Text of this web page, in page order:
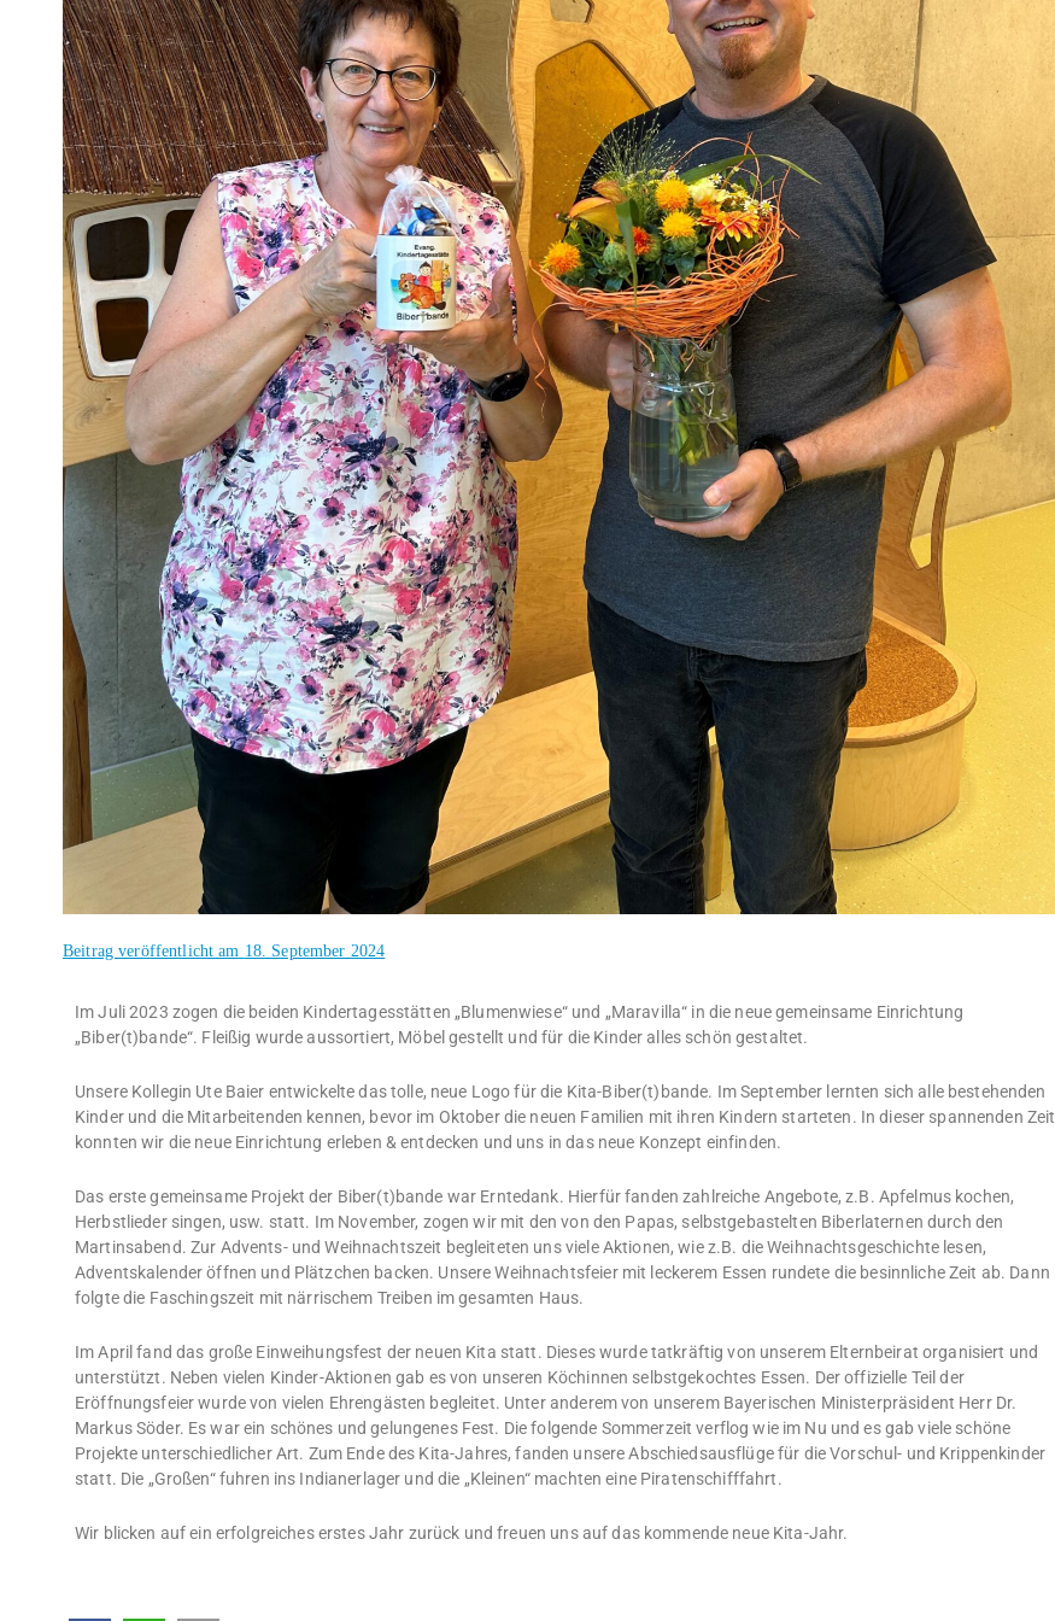
Beitrag veröffentlicht am 18. September 2024
Im Juli 2023 zogen die beiden Kindertagesstätten „Blumenwiese“ und „Maravilla“ in die neue gemeinsame Einrichtung
„Biber(t)bande“. Fleißig wurde aussortiert, Möbel gestellt und für die Kinder alles schön gestaltet.
Unsere Kollegin Ute Baier entwickelte das tolle, neue Logo für die Kita-Biber(t)bande. Im September lernten sich alle bestehenden
Kinder und die Mitarbeitenden kennen, bevor im Oktober die neuen Familien mit ihren Kindern starteten. In dieser spannenden Zeit
konnten wir die neue Einrichtung erleben & entdecken und uns in das neue Konzept einfinden.
Das erste gemeinsame Projekt der Biber(t)bande war Erntedank. Hierfür fanden zahlreiche Angebote, z.B. Apfelmus kochen,
Herbstlieder singen, usw. statt. Im November, zogen wir mit den von den Papas, selbstgebastelten Biberlaternen durch den
Martinsabend. Zur Advents- und Weihnachtszeit begleiteten uns viele Aktionen, wie z.B. die Weihnachtsgeschichte lesen,
Adventskalender öffnen und Plätzchen backen. Unsere Weihnachtsfeier mit leckerem Essen rundete die besinnliche Zeit ab. Dann
folgte die Faschingszeit mit närrischem Treiben im gesamten Haus.
Im April fand das große Einweihungsfest der neuen Kita statt. Dieses wurde tatkräftig von unserem Elternbeirat organisiert und
unterstützt. Neben vielen Kinder-Aktionen gab es von unseren Köchinnen selbstgekochtes Essen. Der offizielle Teil der
Eröffnungsfeier wurde von vielen Ehrengästen begleitet. Unter anderem von unserem Bayerischen Ministerpräsident Herr Dr.
Markus Söder. Es war ein schönes und gelungenes Fest. Die folgende Sommerzeit verflog wie im Nu und es gab viele schöne
Projekte unterschiedlicher Art. Zum Ende des Kita-Jahres, fanden unsere Abschiedsausflüge für die Vorschul- und Krippenkinder
statt. Die „Großen“ fuhren ins Indianerlager und die „Kleinen“ machten eine Piratenschifffahrt.
Wir blicken auf ein erfolgreiches erstes Jahr zurück und freuen uns auf das kommende neue Kita-Jahr.